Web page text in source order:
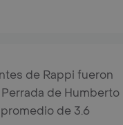
de Rappi fueron
de Humberto
de 3.6